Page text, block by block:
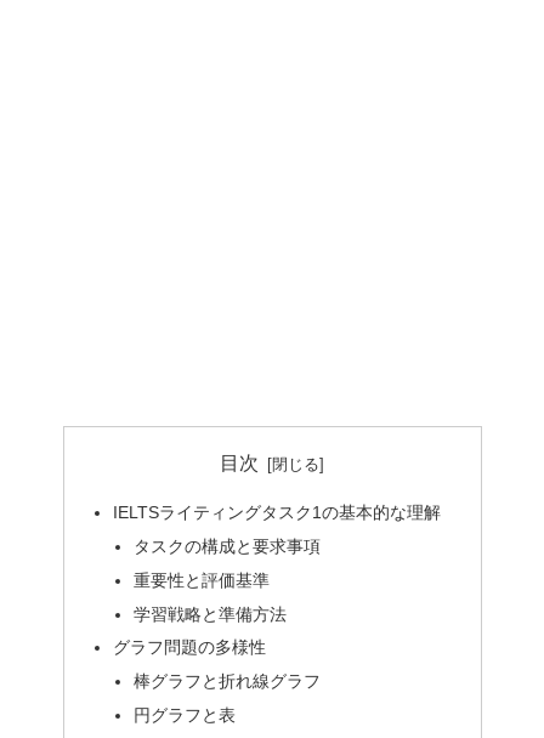
目次
IELTSライティングタスク1の基本的な理解
タスクの構成と要求事項
重要性と評価基準
学習戦略と準備方法
グラフ問題の多様性
棒グラフと折れ線グラフ
円グラフと表